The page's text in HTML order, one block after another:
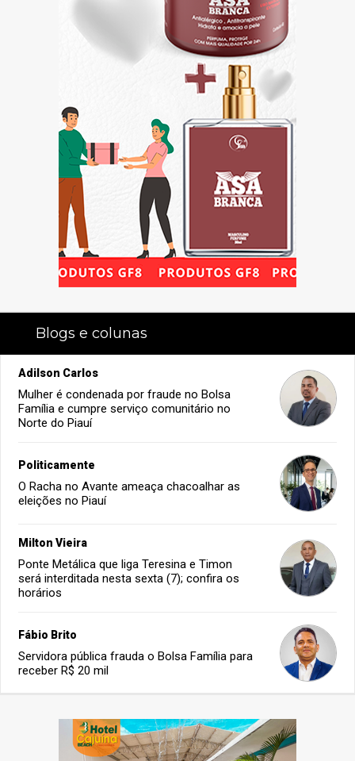
Blogs e colunas
Adilson Carlos
Mulher é condenada por fraude no Bolsa
Família e cumpre serviço comunitário no
Norte do Piauí
Politicamente
O Racha no Avante ameaça chacoalhar as
eleições no Piauí
Milton Vieira
Ponte Metálica que liga Teresina e Timon
será interditada nesta sexta (7); confira os
horários
Fábio Brito
Servidora pública frauda o Bolsa Família para
receber R$ 20 mil